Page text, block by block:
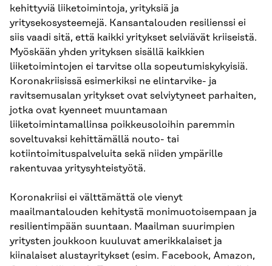
kehittyviä liiketoimintoja, yrityksiä ja
yritysekosysteemejä. Kansantalouden resilienssi ei
siis vaadi sitä, että kaikki yritykset selviävät kriiseistä.
Myöskään yhden yrityksen sisällä kaikkien
liiketoimintojen ei tarvitse olla sopeutumiskykyisiä.
Koronakriisissä esimerkiksi ne elintarvike- ja
ravitsemusalan yritykset ovat selviytyneet parhaiten,
jotka ovat kyenneet muuntamaan
liiketoimintamallinsa poikkeusoloihin paremmin
soveltuvaksi kehittämällä nouto- tai
kotiintoimituspalveluita sekä niiden ympärille
rakentuvaa yritysyhteistyötä.
Koronakriisi ei välttämättä ole vienyt
maailmantalouden kehitystä monimuotoisempaan ja
resilientimpään suuntaan. Maailman suurimpien
yritysten joukkoon kuuluvat amerikkalaiset ja
kiinalaiset alustayritykset (esim. Facebook, Amazon,